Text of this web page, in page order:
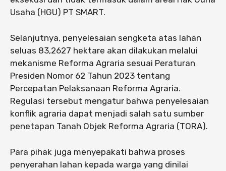
Usaha (HGU) PT SMART.
Selanjutnya, penyelesaian sengketa atas lahan
seluas 83,2627 hektare akan dilakukan melalui
mekanisme Reforma Agraria sesuai Peraturan
Presiden Nomor 62 Tahun 2023 tentang
Percepatan Pelaksanaan Reforma Agraria.
Regulasi tersebut mengatur bahwa penyelesaian
konflik agraria dapat menjadi salah satu sumber
penetapan Tanah Objek Reforma Agraria (TORA).
Para pihak juga menyepakati bahwa proses
penyerahan lahan kepada warga yang dinilai